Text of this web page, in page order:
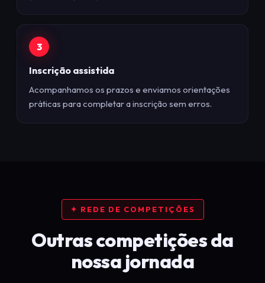
3
Inscrição assistida
Acompanhamos os prazos e enviamos orientações
práticas para completar a inscrição sem erros.
✦ REDE DE COMPETIÇÕES
Outras competições da
nossa jornada